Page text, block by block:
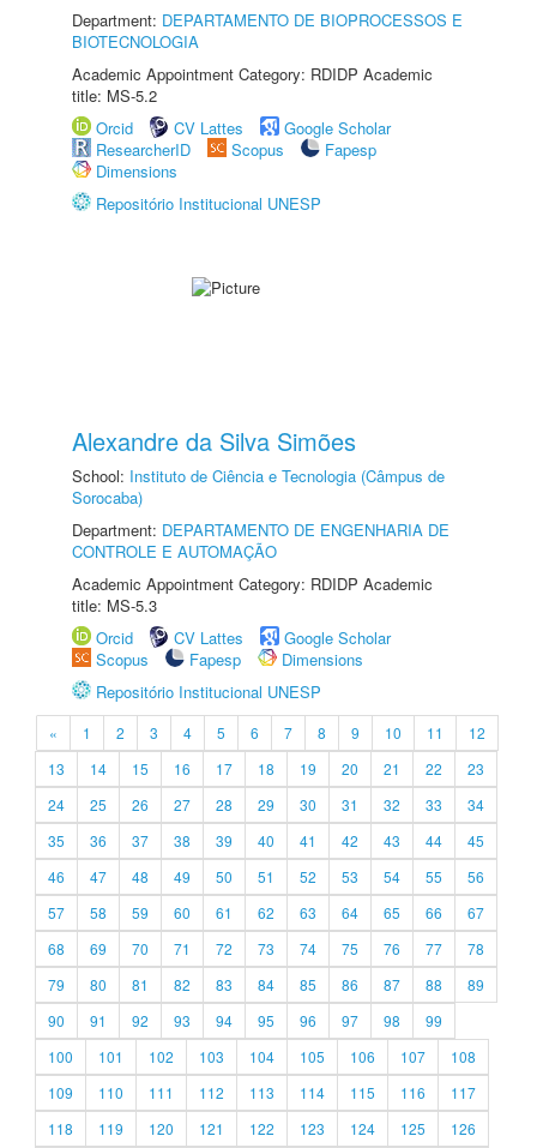
Department: DEPARTAMENTO DE BIOPROCESSOS E
BIOTECNOLOGIA
Academic Appointment Category: RDIDP Academic
title: MS-5.2
Orcid
CV Lattes
Google Scholar
ResearcherID
Scopus
Fapesp
Dimensions
Repositório Institucional UNESP
Alexandre da Silva Simões
School: Instituto de Ciência e Tecnologia (Câmpus de
Sorocaba)
Department: DEPARTAMENTO DE ENGENHARIA DE
CONTROLE E AUTOMAÇÃO
Academic Appointment Category: RDIDP Academic
title: MS-5.3
Orcid
CV Lattes
Google Scholar
Scopus
Fapesp
Dimensions
Repositório Institucional UNESP
« 1 2 3 4 5 6 7 8 9 10 11
12
13
14 15 16 17 18 19 20 21 22
23
24
25 26 27 28 29 30 31 32 33
34
35
36 37 38 39 40 41 42 43 44
45
46
47 48 49 50 51 52 53 54 55
56
57
58 59 60 61 62 63 64 65 66
67
68
69 70 71 72 73 74 75 76 77
78
79
80 81 82 83 84 85 86 87 88
89
90
91 92 93 94 95 96 97 98
99
100
101 102 103 104 105 106 107
108
109
110 111 112 113 114 115 116
117
118
119 120 121 122 123 124 125
126